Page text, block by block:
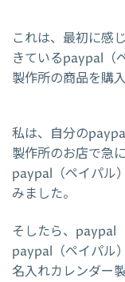
これは、最初に感
きているpaypal（
製作所の商品を購
私は、自分の
製作所のお店で急
paypal（ペイパル
みました。
そしたら、paypal
paypal（ペイパル
名入れカレンダー